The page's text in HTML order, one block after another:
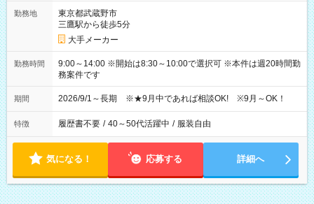
勤務地
東京都武蔵野市
三鷹駅から徒歩5分
大手メーカー
勤務時間
9:00～14:00 ※開始は8:30～10:00で選択可 ※本件は週20時間勤
務案件です
期間 2026/9/1～長期 ※★9月中であれば相談OK! ※9月～OK！
特徴 履歴書不要 / 40～50代活躍中 / 服装自由
気になる！ 応募する 詳細へ